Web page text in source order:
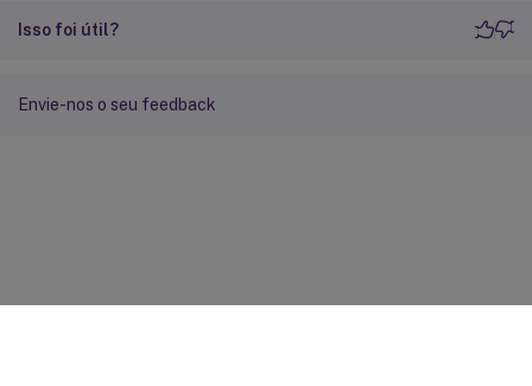
Isso foi útil?
Envie-nos o seu feedback